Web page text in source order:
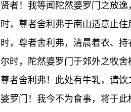
贤者！我等闻陀然婆罗门之放
时，尊者舍利弗于南山适意止
时，尊者舍利弗，清晨着衣、持
尔时，陀然婆罗门于郊外之牧
尊者舍利弗！此处有牛乳，请饮
婆罗门！我今不为食事，将于此